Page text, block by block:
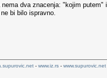
nema dva znacenja: "kojim
bi bilo ispravno.
- www.iz.rs - www.supurovic.net